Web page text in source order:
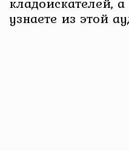
узнаете из этой